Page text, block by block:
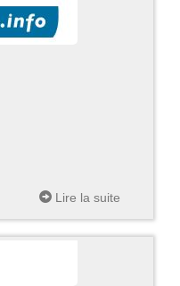
Lire la suite